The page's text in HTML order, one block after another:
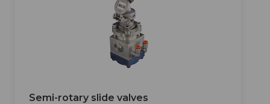
Semi-rotary slide valves